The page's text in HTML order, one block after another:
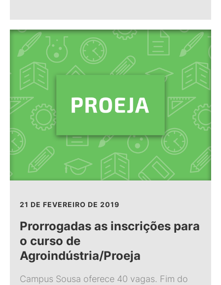
21 DE FEVEREIRO DE 2019
Prorrogadas as inscrições para
o curso de
Agroindústria/Proeja
Campus Sousa oferece 40 vagas. Fim do